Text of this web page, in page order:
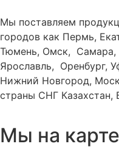
Мы поставляем
городов как Пермь,
Тюмень, Омск, Самара,
Ярославль, Оренбург,
Нижний Новгород,
страны СНГ Казахстан,
Мы на карте